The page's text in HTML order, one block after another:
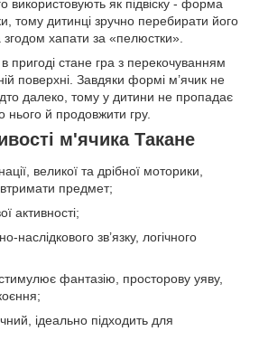
використовують як підвіску - форма
тому дитинці зручно перебирати його
хапати за «пелюстки».
пригоді стане гра з перекочуванням
поверхні. Завдяки формі м’ячик не
далеко, тому у дитини не пропадає
нього й продовжити гру.
м'ячика Такане
великої та дрібної моторики,
предмет;
активності;
наслідкового зв’язку, логічного
фантазію, просторову уяву,
ідеально підходить для